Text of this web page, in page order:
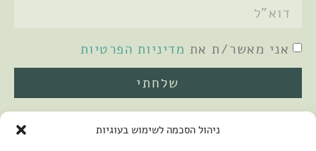
ניהול הסכמה לשימוש בעוגיות
אני מאשר/ת את מדיניות הפרטיות
שלחתי